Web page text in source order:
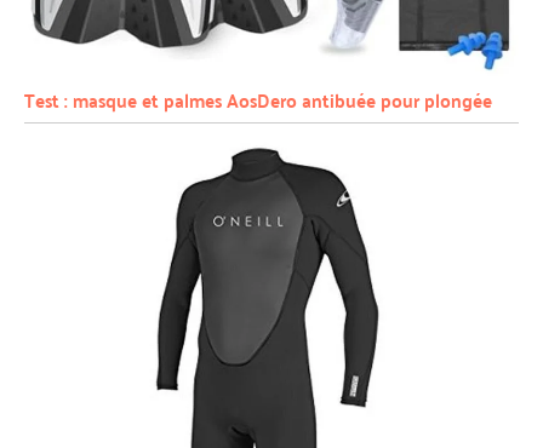
Test : masque et palmes AosDero antibuée pour plongée